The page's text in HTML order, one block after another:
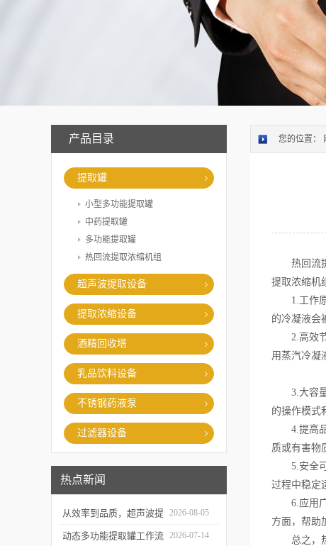
产品目录
提取罐
小型多功能提取罐
中药提取罐
多功能提取罐
热回流提取浓缩机组
超声波提取设备
提取浓缩设备
酒精回收塔
乳品饮料设备
不锈钢药液泵
过滤器设备
热点新闻
从效率到品质，超声波提
取罐的实用价值梳理
2026-08-05
动态多功能提取罐工作流 2026-07-14
您的位置：
热回流提
提取浓缩机
1.工作原
的冷凝液会
2.高效节
用蒸汽冷凝
3.大容量
的操作模式
4.提高品
质或有害物
5.安全可
过程中稳定
6.应用广
方面，帮助
总之，热